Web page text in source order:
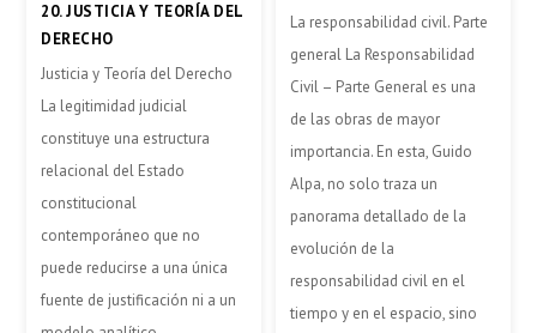
20. JUSTICIA Y TEORÍA DEL
DERECHO
Justicia y Teoría del Derecho
La legitimidad judicial
constituye una estructura
relacional del Estado
constitucional
contemporáneo que no
puede reducirse a una única
fuente de justificación ni a un
La responsabilidad civil. Parte
general La Responsabilidad
Civil – Parte General es una
de las obras de mayor
importancia. En esta, Guido
Alpa, no solo traza un
panorama detallado de la
evolución de la
responsabilidad civil en el
tiempo y en el espacio, sino